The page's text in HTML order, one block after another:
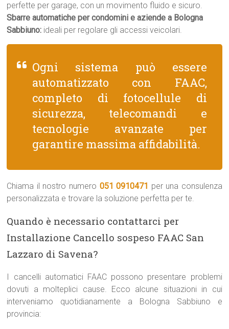
perfette per garage, con un movimento fluido e sicuro.
Sbarre automatiche per condomini e aziende a Bologna
Sabbiuno: ideali per regolare gli accessi veicolari.
Ogni sistema può essere
automatizzato con FAAC,
completo di fotocellule di
sicurezza, telecomandi e
tecnologie avanzate per
garantire massima affidabilità.
Chiama il nostro numero 051 0910471 per una consulenza
personalizzata e trovare la soluzione perfetta per te.
Quando è necessario contattarci per
Installazione Cancello sospeso FAAC San
Lazzaro di Savena?
I cancelli automatici FAAC possono presentare problemi
dovuti a molteplici cause. Ecco alcune situazioni in cui
interveniamo quotidianamente a Bologna Sabbiuno e
provincia: